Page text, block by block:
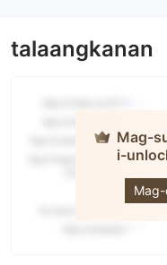
talaangkanan
Mag-
i-